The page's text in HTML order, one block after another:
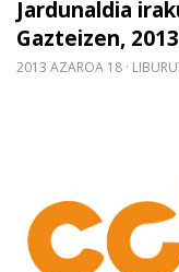
Jardunaldia
Gazteizen,
2013 AZAROA 18
Gehiago